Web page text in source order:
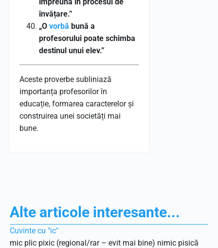
învățare.”
„O vorbă bună a
profesorului poate schimba
destinul unui elev.”
Aceste proverbe subliniază
importanța profesorilor în
educație, formarea caracterelor și
construirea unei societăți mai
bune.
Alte articole interesante...
Cuvinte cu "ic"
mic plic pixic (regional/rar – evit mai bine) nimic pisică